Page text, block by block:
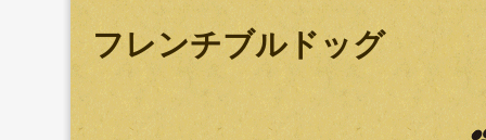
フレンチブルドッグ